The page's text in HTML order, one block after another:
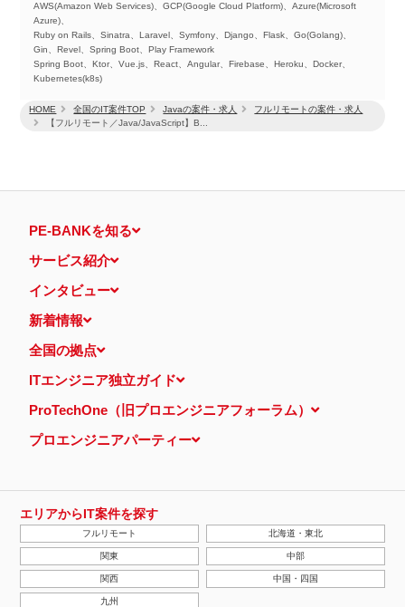
HOME 全国のIT案件TOP Javaの案件・求人
フルリモートの案件・求人
【フルリモート／Java/JavaScript】B...
AWS(Amazon Web Services)、GCP(Google Cloud Platform)、Azure(Microsoft
Azure)、
Ruby on Rails、Sinatra、Laravel、Symfony、Django、Flask、Go(Golang)、
Gin、Revel、Spring Boot、Play Framework
Spring Boot、Ktor、Vue.js、React、Angular、Firebase、Heroku、Docker、
Kubernetes(k8s)
PE-BANKを知る
サービス紹介
インタビュー
新着情報
全国の拠点
ITエンジニア独立ガイド
ProTechOne（旧プロエンジニアフォーラム）
プロエンジニアパーティー
エリアからIT案件を探す
フルリモート 北海道・東北
関東 中部
関西 中国・四国
九州